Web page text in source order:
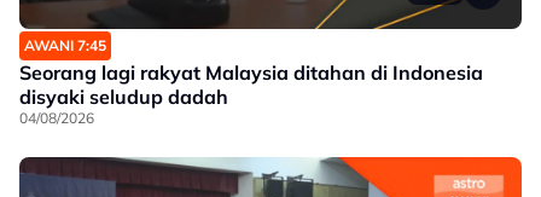
AWANI 7:45
Seorang lagi rakyat Malaysia ditahan di Indonesia
disyaki seludup dadah
04/08/2026